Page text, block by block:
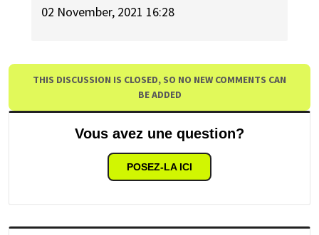
02 November, 2021 16:28
THIS DISCUSSION IS CLOSED, SO NO NEW COMMENTS CAN
BE ADDED
Vous avez une question?
POSEZ-LA ICI